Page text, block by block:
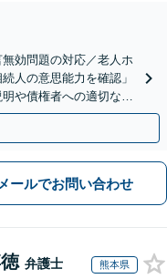
効問題の対応／老人ホ
人の意思能力を確認」
や債権者への適切な対
相談可】
メールでお問い合わせ
弁護士 熊本県